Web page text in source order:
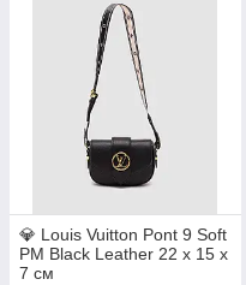
💎 Louis Vuitton Pont 9 Soft
PM Black Leather 22 х 15 х
7 см